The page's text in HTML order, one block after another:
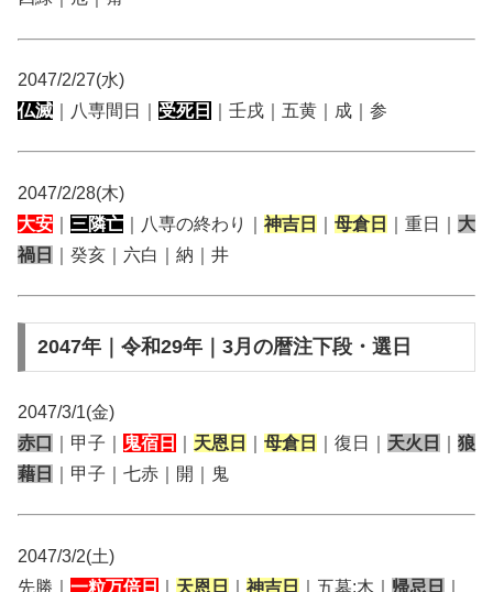
2047/2/27(水)
仏滅 ｜八専間日｜ 受死日 ｜壬戌｜五黄｜成｜参
2047/2/28(木)
大安
三隣亡 ｜八専の終わり｜ 神吉日 母倉日 ｜重日｜ 大
禍日
｜癸亥｜六白｜納｜井
2047年｜令和29年｜3月の暦注下段・選日
2047/3/1(金)
赤口
｜甲子｜ 鬼宿日 天恩日 母倉日 ｜復日｜ 天火日
狼
藉日
｜甲子｜七赤｜開｜鬼
2047/3/2(土)
先勝｜ 一粒万倍日 天恩日 神吉日 ｜五墓:木｜ 帰忌日